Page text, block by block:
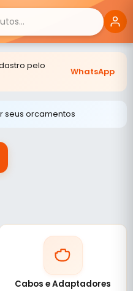
pelo
WhatsApp
seus orcamentos
Cabos e Adaptadores